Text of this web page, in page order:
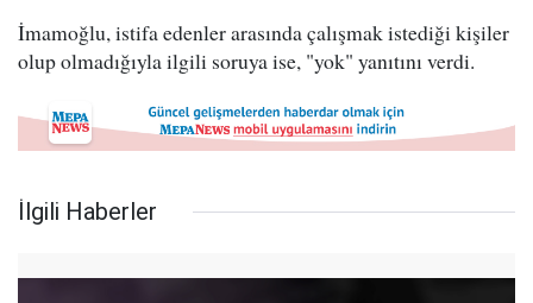
İmamoğlu, istifa edenler arasında çalışmak istediği kişiler
olup olmadığıyla ilgili soruya ise, "yok" yanıtını verdi.
İlgili Haberler